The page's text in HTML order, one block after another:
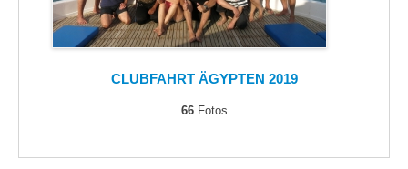
CLUBFAHRT ÄGYPTEN 2019
66Fotos